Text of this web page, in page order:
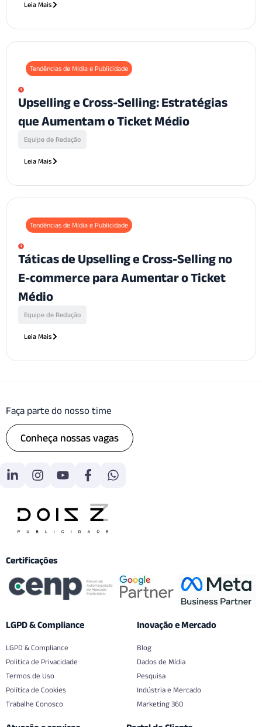
Leia Mais
Tendências de Mídia e Publicidade
Upselling e Cross-Selling: Estratégias
que Aumentam o Ticket Médio
Equipe de Redação
Leia Mais
Tendências de Mídia e Publicidade
Táticas de Upselling e Cross-Selling no
E-commerce para Aumentar o Ticket
Médio
Equipe de Redação
Leia Mais
Faça parte do nosso time
Conheça nossas vagas
Certificações
LGPD & Compliance
LGPD & Compliance
Politica de Privacidade
Termos de Uso
Política de Cookies
Trabalhe Conosco
Inovação e Mercado
Blog
Dados de Mídia
Pesquisa
Indústria e Mercado
Marketing 360